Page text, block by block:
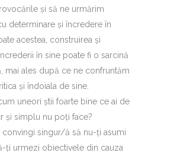
și să ne urmărim
determinare și încredere în
acestea, construirea și
în sine poate fi o sarcină
mai ales după ce ne confruntăm
și îndoiala de sine.
uneori știi foarte bine ce ai de
și simplu nu poți face?
convingi singur/ă să nu-ți asumi
ți urmezi obiectivele din cauza